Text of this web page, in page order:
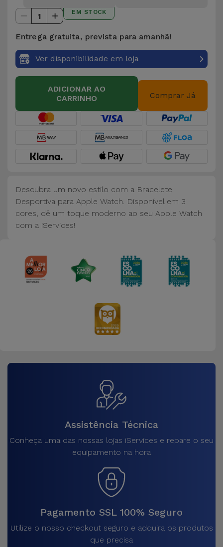
1 EM STOCK
Entrega gratuita, prevista para amanhã!
Ver disponibilidade em loja
ADICIONAR AO
CARRINHO
Comprar Já
Descubra um novo estilo com a Bracelete
Desportiva para Apple Watch. Disponível em 3
cores, dê um toque moderno ao seu Apple Watch
com a iServices!
Assistência Técnica
Conheça uma das nossas lojas iServices e repare o seu
equipamento na hora
Pagamento SSL 100% Seguro
Utilize o nosso checkout seguro e adquira os produtos
que precisa